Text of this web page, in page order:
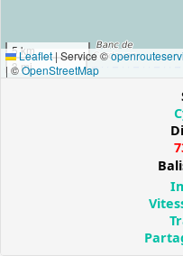
5 km
3 mi
Leaflet|Service ©
| ©OpenStreetMap